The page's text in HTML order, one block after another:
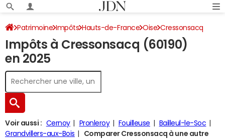
Patrimoine Impôts Hauts-de-France Oise Cressonsacq
Impôt sur le revenu
Impôts à Cressonsacq (60190)
en 2025
Voir aussi : Cernoy Pronleroy Fouilleuse
Bailleul-le-Soc
Grandvillers-aux-Bois
Comparer Cressonsacq à une autre